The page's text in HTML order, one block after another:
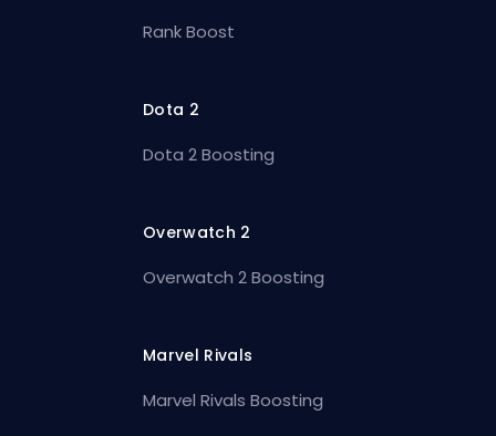
Rank Boost
Dota 2
Dota 2 Boosting
Overwatch 2
Overwatch 2 Boosting
Marvel Rivals
Marvel Rivals Boosting